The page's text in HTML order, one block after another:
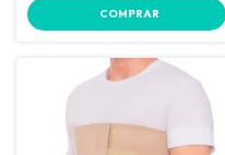
COMPRAR